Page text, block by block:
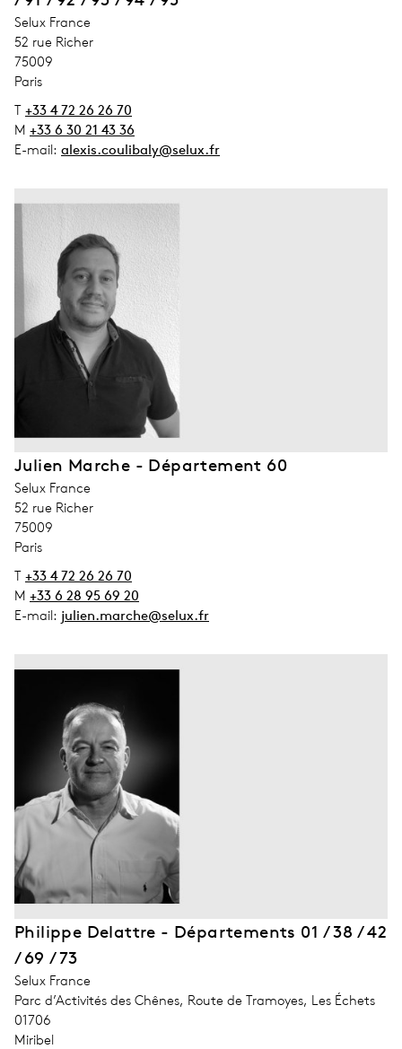
address_company
Selux France
address_street_1
52 rue Richer
address_zip_code
75009
address_city
Paris
T +33 4 72 26 26 70
M +33 6 30 21 43 36
E-mail: alexis.coulibaly@selux.fr
Julien Marche - Département 60
address_company
Selux France
address_street_1
52 rue Richer
address_zip_code
75009
address_city
Paris
T +33 4 72 26 26 70
M +33 6 28 95 69 20
E-mail: julien.marche@selux.fr
Philippe Delattre - Départements 01 / 38 / 42
/ 69 / 73
address_company
Selux France
address_street_1
Parc d’Activités des Chênes, Route de Tramoyes, Les Échets
address_zip_code
01706
address_city
Miribel